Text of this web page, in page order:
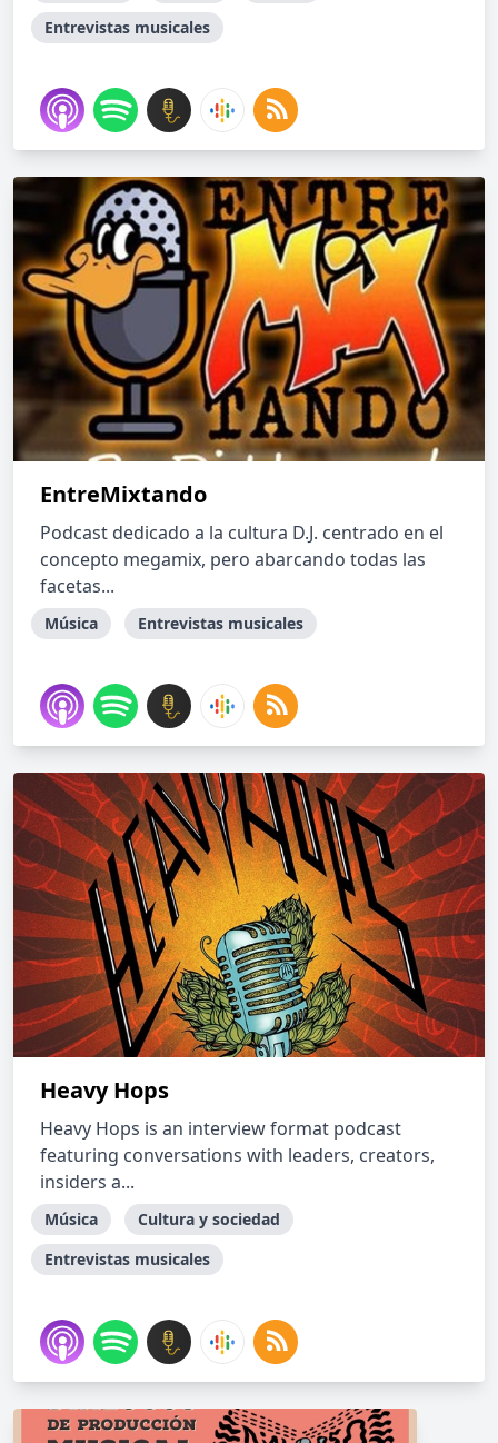
Entrevistas musicales
EntreMixtando
Podcast dedicado a la cultura D.J. centrado en el
concepto megamix, pero abarcando todas las
facetas...
Música Entrevistas musicales
Heavy Hops
Heavy Hops is an interview format podcast
featuring conversations with leaders, creators,
insiders a...
Música
Cultura y sociedad
Entrevistas musicales